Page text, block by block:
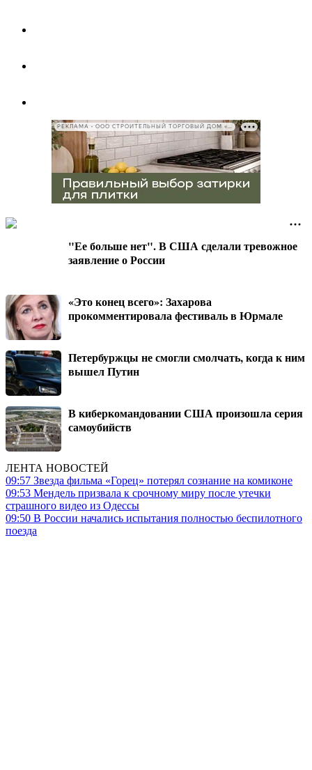
РЕКЛАМА • ООО СТРОИТЕЛЬНЫЙ ТОРГОВЫЙ ДОМ «ПЕТРОВИЧ», ИНН 7802348846
"Ее больше нет". В США сделали тревожное
заявление о России
«Это конец всего»: Захарова
прокомментировала фестиваль в Юрмале
Петербуржцы не смогли смолчать, когда к ним
вышел Путин
В киберкомандовании США произошла серия
самоубийств
ЛЕНТА НОВОСТЕЙ
09:57 Звезда фильма «Горец» потерял сознание на комиконе
09:53 Мендель призвала к срочному миру после утечки
страшного видео из Одессы
09:50 В России начались испытания полностью беспилотного
поезда